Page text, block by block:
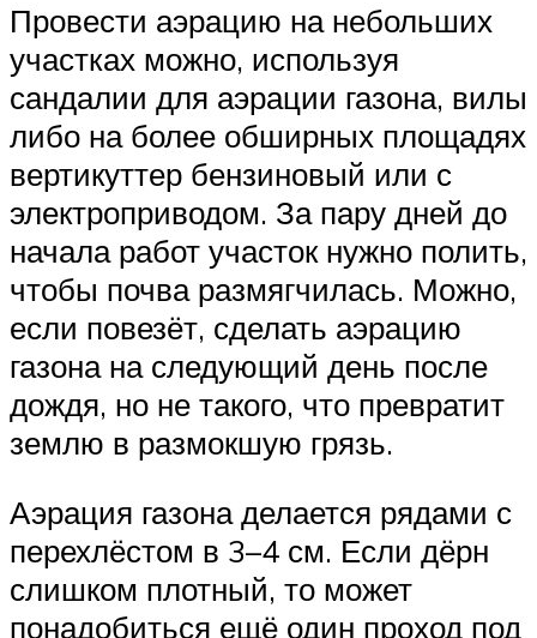
Провести аэрацию на небольших
участках можно, используя
сандалии для аэрации газона, вилы
либо на более обширных площадях
вертикуттер бензиновый или с
электроприводом. За пару дней до
начала работ участок нужно полить,
чтобы почва размягчилась. Можно,
если повезёт, сделать аэрацию
газона на следующий день после
дождя, но не такого, что превратит
землю в размокшую грязь.
Аэрация газона делается рядами с
перехлёстом в 3–4 см. Если дёрн
слишком плотный, то может
понадобиться ещё один проход под